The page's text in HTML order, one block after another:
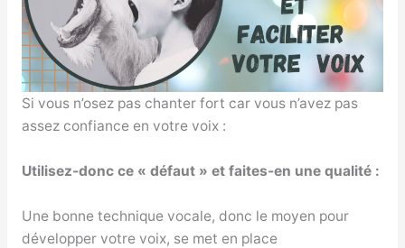
Si vous n’osez pas chanter fort car vous n’avez pas
assez confiance en votre voix :
Utilisez-donc ce « défaut » et faites-en une qualité :
Une bonne technique vocale, donc le moyen pour
développer votre voix, se met en place